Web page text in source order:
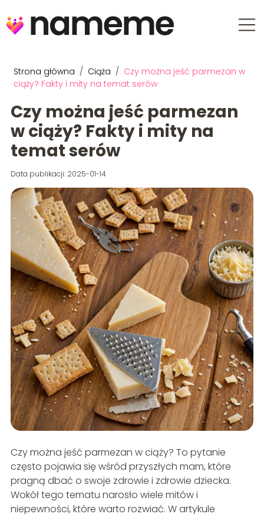
Strona główna / Ciąża / Czy można jeść parmezan w
ciąży? Fakty i mity na temat serów
Czy można jeść parmezan
w ciąży? Fakty i mity na
temat serów
Data publikacji: 2025-01-14
Czy można jeść parmezan w ciąży? To pytanie
często pojawia się wśród przyszłych mam, które
pragną dbać o swoje zdrowie i zdrowie dziecka.
Wokół tego tematu narosło wiele mitów i
niepewności, które warto rozwiać. W artykule